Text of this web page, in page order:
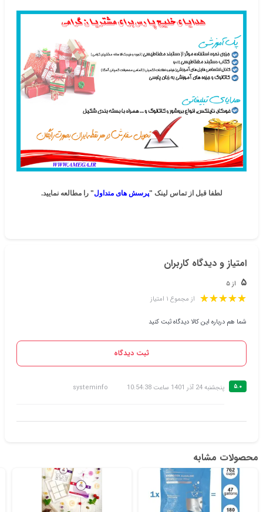
لطفا قبل از تماس لینک "پرسش های متداول" را مطالعه نمایید.
امتیاز و دیدگاه کاربران
۵ از ۵
از مجموع ۱ امتیاز
شما هم درباره این کالا دیدگاه ثبت کنید
ثبت دیدگاه
۵.۰ پنجشنبه 24 آذر 1401 ساعت 10:54:38 systeminfo
محصولات مشابه